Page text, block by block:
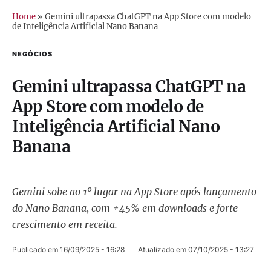
Home » Gemini ultrapassa ChatGPT na App Store com modelo
de Inteligência Artificial Nano Banana
NEGÓCIOS
Gemini ultrapassa ChatGPT na
App Store com modelo de
Inteligência Artificial Nano
Banana
Gemini sobe ao 1º lugar na App Store após lançamento
do Nano Banana, com +45% em downloads e forte
crescimento em receita.
Publicado em 16/09/2025 - 16:28 Atualizado em 07/10/2025 - 13:27